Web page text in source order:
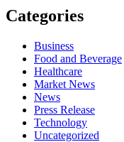
Categories
Business
Food and Beverage
Healthcare
Market News
News
Press Release
Technology
Uncategorized